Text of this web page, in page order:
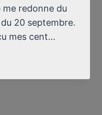
redonne du
20 septembre.
mes cent…